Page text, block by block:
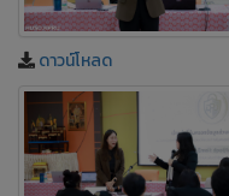
ดาวน์โหลด